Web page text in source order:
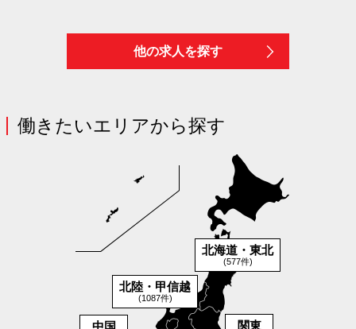
他の求人を探す
働きたいエリアから探す
北海道・東北
(577件)
関東
北陸・甲信越
(1087件)